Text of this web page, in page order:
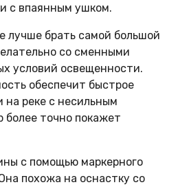
с впаянным ушком.
лучше брать самой большой
со сменными
условий освещенности.
обеспечит быстрое
на реке с несильным
более точно покажет
с помощью маркерного
похожа на оснастку со